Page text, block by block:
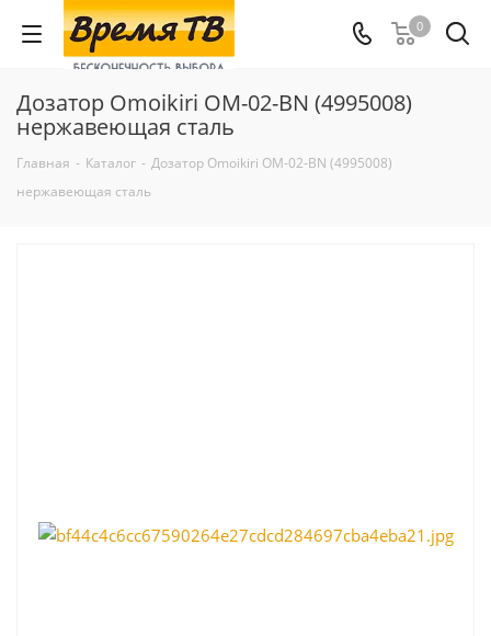
0
Дозатор Omoikiri OM-02-BN (4995008)
нержавеющая сталь
Главная - Каталог - Дозатор Omoikiri OM-02-BN (4995008)
нержавеющая сталь